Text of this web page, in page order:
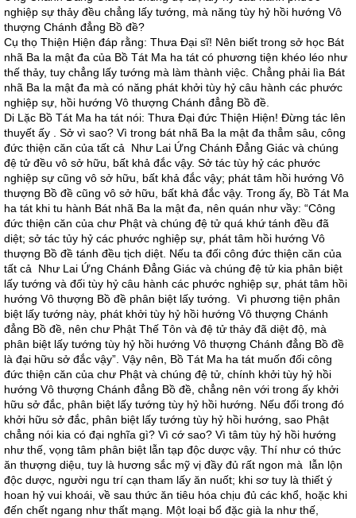
nghiệp sự thảy đều chẳng lấy tướng, mà năng tùy hỷ hồi hướng Vô
thượng Chánh đẳng Bồ đề?
Cụ thọ Thiện Hiện đáp rằng: Thưa Ðại sĩ! Nên biết trong sở học Bát
nhã Ba la mật đa của Bồ Tát Ma ha tát có phương tiện khéo léo như
thế thảy, tuy chẳng lấy tướng mà làm thành việc. Chẳng phải lìa Bát
nhã Ba la mật đa mà có năng phát khởi tùy hỷ câu hành các phước
nghiệp sự, hồi hướng Vô thượng Chánh đẳng Bồ đề.
Di Lặc Bồ Tát Ma ha tát nói: Thưa Ðại đức Thiện Hiện! Ðừng tác lên
thuyết ấy . Sở vì sao? Vì trong bát nhã Ba la mật đa thẳm sâu, công
đức thiện căn của tất cả Như Lai Ứng Chánh Ðẳng Giác và chúng
đệ tử đều vô sở hữu, bất khả đắc vậy. Sở tác tùy hỷ các phước
nghiệp sự cũng vô sở hữu, bất khả đắc vậy; phát tâm hồi hướng Vô
thượng Bồ đề cũng vô sở hữu, bất khả đắc vậy. Trong ấy, Bồ Tát Ma
ha tát khi tu hành Bát nhã Ba la mật đa, nên quán như vầy: “Công
đức thiện căn của chư Phật và chúng đệ tử quá khứ tánh đều đã
diệt; sở tác tủy hỷ các phước nghiệp sự, phát tâm hồi hướng Vô
thượng Bồ đề tánh đều tịch diệt. Nếu ta đối công đức thiện căn của
tất cả Như Lai Ứng Chánh Ðẳng Giác và chúng đệ tử kia phân biệt
lấy tướng và đối tùy hỷ câu hành các phước nghiệp sự, phát tâm hồi
hướng Vô thượng Bồ đề phân biệt lấy tướng. Vì phương tiện phân
biệt lấy tướng này, phát khởi tùy hỷ hồi hướng Vô thượng Chánh
đẳng Bồ đề, nên chư Phật Thế Tôn và đệ tử thảy đã diệt độ, mà
phân biệt lấy tướng tùy hỷ hồi hướng Vô thượng Chánh đẳng Bồ đề
là đại hữu sở đắc vậy”. Vậy nên, Bồ Tát Ma ha tát muốn đối công
đức thiện căn của chư Phật và chúng đệ tử, chính khởi tùy hỷ hồi
hướng Vô thượng Chánh đẳng Bồ đề, chẳng nên với trong ấy khởi
hữu sở đắc, phân biệt lấy tướng tùy hỷ hồi hướng. Nếu đối trong đó
khởi hữu sở đắc, phân biệt lấy tướng tùy hỷ hồi hướng, sao Phật
chẳng nói kia có đại nghĩa gì? Vì cớ sao? Vì tâm tùy hỷ hồi hướng
như thế, vọng tâm phân biệt lẫn tạp độc dược vậy. Thí như có thức
ăn thượng diệu, tuy là hương sắc mỹ vị đầy đủ rất ngon mà lẫn lộn
độc dược, người ngu trí cạn tham lấy ăn nuốt; khi sơ tuy là thiết ý
hoan hỷ vui khoái, về sau thức ăn tiêu hóa chịu đủ các khổ, hoặc khi
đến chết ngang như thất mạng. Một loại bổ đặc già la như thế,